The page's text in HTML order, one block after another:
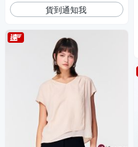
貨到通知我